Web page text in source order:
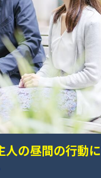
人の昼間の行動に